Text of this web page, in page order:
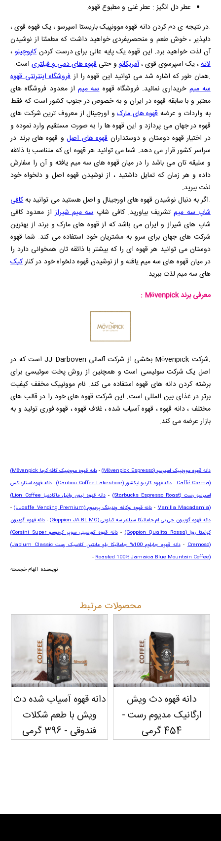
عطر دل‌ انگیز : عطر غنی و مطبوع قهوه.
.در نتیجه ی دم کردن دانه قهوه موونپیک باریستا اسپرسو ، یک قهوه قوی ،
دلپذیر ، خوش طعم و منحصربفردی خواهید داشت که مطمئنا از نوشیدن
آن لذت خواهید برد. این قهوه یک پایه عالی برای درست کردن کاپوچینو،
لاته، یک اسپرسوی قوی ،آمریکانوو حتیقهوه های دمی و فیلتری است.
.همان طور که اشاره شد می توانید این قهوه را از فروشگاه اینترنتی قهوه
سه میم خریداری نمائید. فروشگاه قهوهسه میماز معدود فروشگاه های
معتبر و با سابقه قهوه در ایران و به خصوص در جنوب کشور است که فقط
به واردات و عرضهقهوه های مارکو اورجینال از معروف ترین شرکت های
قهوه در جهان می پردازد و این قهوه ها را به صورت مستقیم وارد نموده و
در اختیار قهوه دوستان و دوستدارانقهوه های اصلو قهوه های برند در
سراسر کشور قرار می دهد. شما می توانید هر قهوه ای که متناسب با ذائقه
و سلیقه تان می باشد را در میان قهوه های سه میم یافته و آن را سفارش
داده و هر زمان که تمایل داشتید ، از نوشیدن قهوه اصل و دلخواه خود
لذت ببرید.
.اگر به دنبال نوشیدن قهوه های اورجینال و اصل هستید می توانید بهکافی
شاپ سه میمتشریف بیاورید. کافی شاپسه میم شیراز از معدود کافی
شاپ های شیراز و ایران می باشد که از قهوه های مارک و برند از بهترین
شرکت های جهان برای سرو به مشتریان خود استفاده می کند. شما قهوه
دوستان می توانید هر قهوه ای را که بیشتر با ذائقه تان همخوانی دارد را
در میان قهوه های سه میم یافته و از نوشیدن قهوه دلخواه خود در کنارکیک
های سه میم لذت ببرید.
معرفی برندMövenpick
:
.شرکت Mövenpick بخشی از شرکت آلمانی JJ Darbovenاست که در
اصل یک شرکت سوئیسی است و همچنین از روش پخت سوئیسی برای
برشته کردن دانه های قهوه استفاده می کند. نام موونپیک مخفف کیفیت
برتر در غذای بین المللی است. این شرکت قهوه های خود را در قالب های
مختلف ، دانه قهوه ، قهوه آسیاب شده ، غلاف قهوه ، قهوه فوری تولید و به
بازار عرضه می کند.
دانه قهوه موونپیک اسپرسو(Mövenpick Espresso)
-دانه قهوه موونپیک کافه کرما(Mövenpick
Caffé Crema)
-دانه قهوه کاریبو لیکشور(Caribou Coffee Lakeshore)
-دانه قهوه استارباکس
اسپرسو رست(Starbucks Espresso Roast)
- دانه قهوه لیون وانیل ماکادمیا(Lion Coffee
Vanilla Macadamia)
-دانه قهوه لوکافه وندینگ پرمیوم(Lucaffe Vending Premium)
-
دانه قهوه گوپیون جی بی ام جامائیکا سیلندر سه کیلویی(Goppion JA.BL.MO)
-دانه قهوه گوپیون
کوالیتا روزا(Goppion Qualita Rossa)
-دانه قهوه کورسینی سوپر کرموسو(Corsini Super
Cremoso)
-دانه قهوه جابلوم 100% جامائیکا بلو مانتین کلاسیک رست
(Jablum Classic
Roasted 100% Jamaica Blue Mountain Coffee)
-
نویسنده: الهام خجسته
محصولات مرتبط
دث ویش
رست -
دانه قهوه آسیاب شده دث
ویش با طعم شکلات
فندوقی - 396 گرمی
دانه قهوه
اسپرسو رست - 396 گرمی